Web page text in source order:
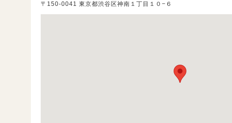
〒150-0041 東京都渋谷区神南１丁目１０−６